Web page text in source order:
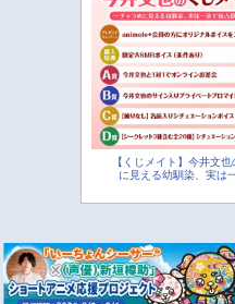
【くじメイト】今井文
に見える幼馴染、実は